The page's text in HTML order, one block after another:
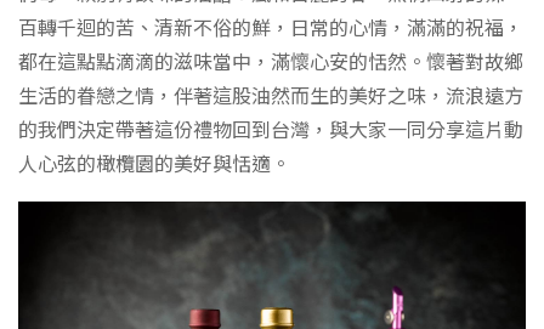
百轉千迴的苦、清新不俗的鮮，日常的心情，滿滿的祝福，
都在這點點滴滴的滋味當中，滿懷心安的恬然。懷著對故鄉
生活的眷戀之情，伴著這股油然而生的美好之味，流浪遠方
的我們決定帶著這份禮物回到台灣，與大家一同分享這片動
人心弦的橄欖園的美好與恬適。